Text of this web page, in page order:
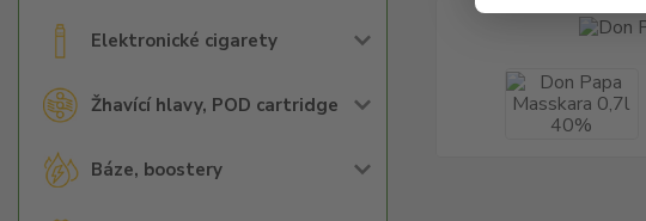
Elektronické cigarety
Žhavící hlavy, POD cartridge
Báze, boostery